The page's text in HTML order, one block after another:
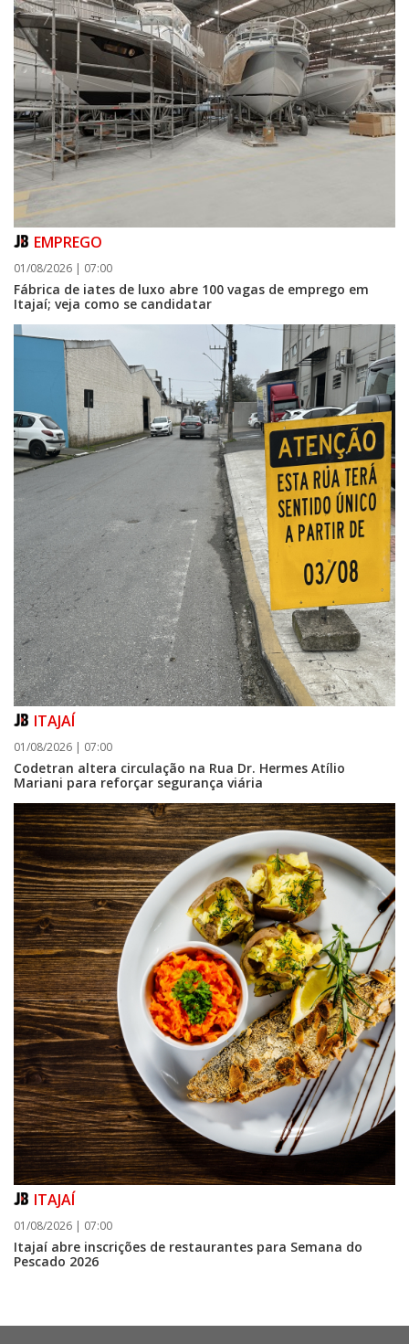
EMPREGO
01/08/2026 | 07:00
Fábrica de iates de luxo abre 100 vagas de emprego em
Itajaí; veja como se candidatar
ITAJAÍ
01/08/2026 | 07:00
Codetran altera circulação na Rua Dr. Hermes Atílio
Mariani para reforçar segurança viária
ITAJAÍ
01/08/2026 | 07:00
Itajaí abre inscrições de restaurantes para Semana do
Pescado 2026